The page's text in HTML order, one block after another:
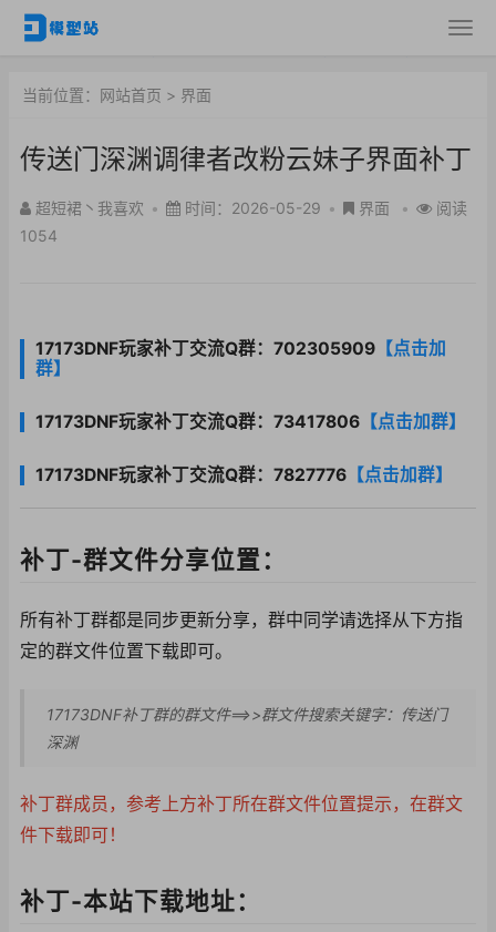
当前位置： 网站首页 > 界面
传送门深渊调律者改粉云妹子界面补丁
超短裙丶我喜欢 • 时间：2026-05-29 • 界面 •
阅读
1054
17173DNF玩家补丁交流Q群：702305909 【点击加
群】
17173DNF玩家补丁交流Q群：73417806 【点击加群】
17173DNF玩家补丁交流Q群：7827776 【点击加群】
补丁-群文件分享位置：
所有补丁群都是同步更新分享，群中同学请选择从下方指
定的群文件位置下载即可。
17173DNF补丁群的群文件==>>群文件搜索关键字：传送门
深渊
补丁群成员，参考上方补丁所在群文件位置提示，在群文
件下载即可！
补丁-本站下载地址：